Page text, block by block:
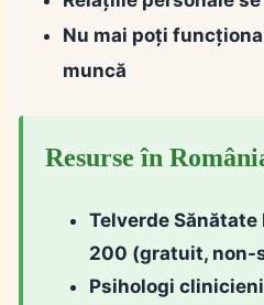
Nu mai poți
muncă
Resurse în
Telverde Sănătate
200 (gratuit, non-
Psihologi